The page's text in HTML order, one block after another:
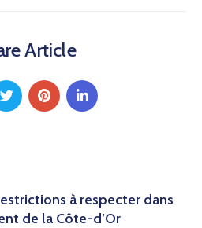
Article
à respecter dans
de la Côte-d’Or